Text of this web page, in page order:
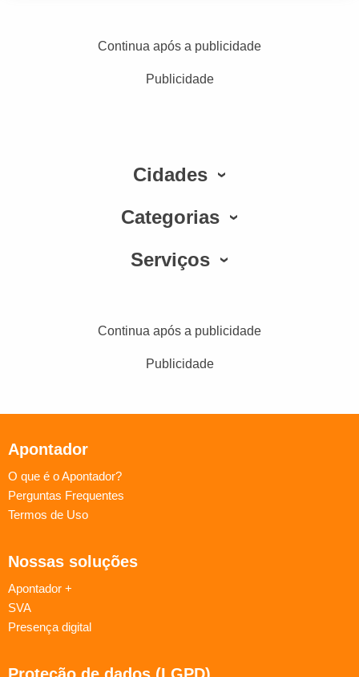
Continua após a publicidade
Publicidade
Cidades
Categorias
Serviços
Continua após a publicidade
Publicidade
Apontador
O que é o Apontador?
Perguntas Frequentes
Termos de Uso
Nossas soluções
Apontador +
SVA
Presença digital